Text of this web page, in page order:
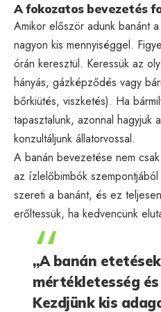
A fokozatos bevezetés
Amikor először adunk banánt
nagyon kis mennyiséggel.
órán keresztül. Keressük az
hányás, gázképződés vagy
bőrkiütés, viszketés). Ha
tapasztalunk, azonnal hagyjuk
konzultáljunk állatorvossal.
A banán bevezetése nem
az ízlelőbimbók
szereti a banánt, és ez
erőltessük, ha kedvencünk
„A banán
mértékletesség
Kezdjünk kis